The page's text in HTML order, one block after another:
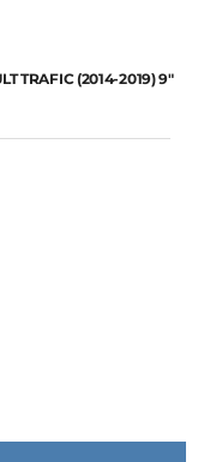
TRAFIC (2014-2019) 9″